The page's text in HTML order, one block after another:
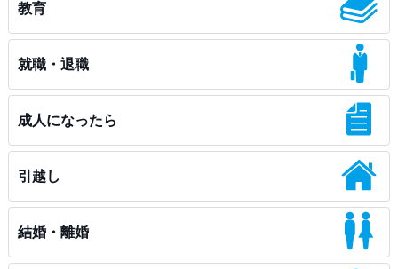
教育
就職・退職
成人になったら
引越し
結婚・離婚